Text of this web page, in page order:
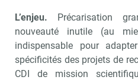
L’enjeu. Précarisation
nouveauté inutile (au
indispensable pour
spécificités des projets de
CDI de mission